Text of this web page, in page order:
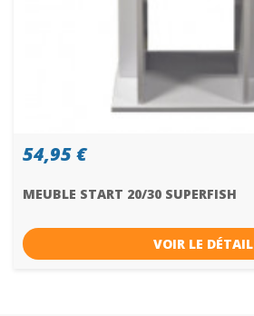
54,95 €
MEUBLE START 20/30 SUPERFISH
VOIR LE DÉTAIL